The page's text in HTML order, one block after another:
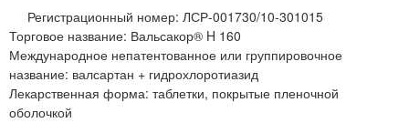
Регистрационный номер: ЛСР-001730/10-301015
Торговое название: Вальсакор® H 160
Международное непатентованное или группировочное
название: валсартан + гидрохлоротиазид
Лекарственная форма: таблетки, покрытые пленочной
оболочкой